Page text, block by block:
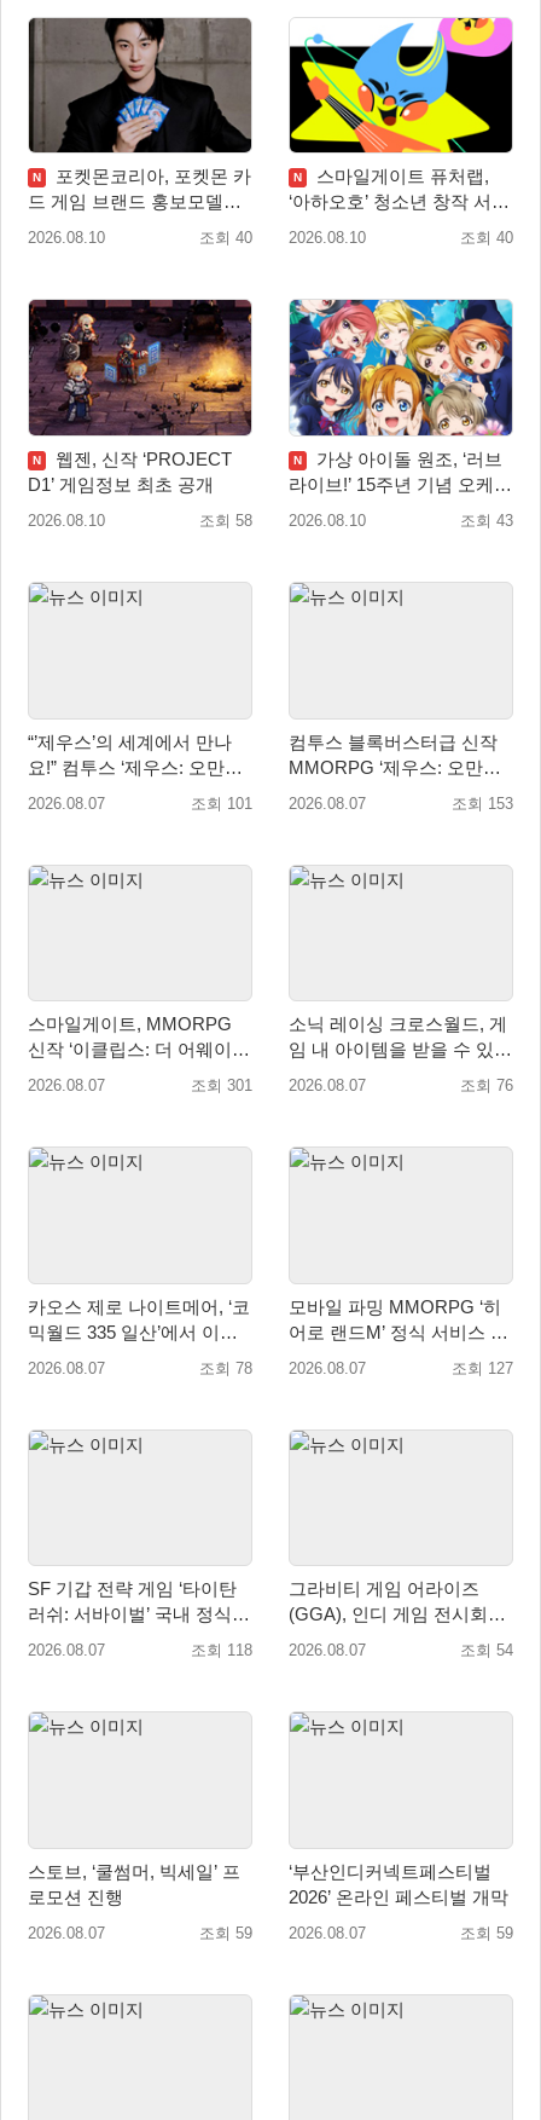
N
포켓몬코리아, 포켓몬 카
드 게임 브랜드 홍보모델로
배우 변우석 선정!
2026.08.10 조회 40
N
스마일게이트 퓨처랩,
‘아하오호’ 청소년 창작 서포
터즈 ‘아크크’ 1기 발족
2026.08.10 조회 40
N
웹젠, 신작 ‘PROJECT
D1’ 게임정보 최초 공개
2026.08.10 조회 58
N
가상 아이돌 원조, ‘러브
라이브!’ 15주년 기념 오케스
트라 콘서트 10월 5일 서울
2026.08.10 조회 43
“’제우스’의 세계에서 만나
요!” 컴투스 ‘제우스: 오만의
신’ 쇼케이스 찾은 배우 박지
2026.08.07 조회 101
컴투스 블록버스터급 신작
MMORPG ‘제우스: 오만의
신’, 8월 26일 출시!
2026.08.07 조회 153
스마일게이트, MMORPG
신작 ‘이클립스: 더 어웨이크
닝’ 9월 10일 론칭!
2026.08.07 조회 301
소닉 레이싱 크로스월드, 게
임 내 아이템을 받을 수 있는
‘레전드 대회 라운드 7’ 개최!
2026.08.07 조회 76
카오스 제로 나이트메어, ‘코
믹월드 335 일산’에서 이용
자 소통 예고
2026.08.07 조회 78
모바일 파밍 MMORPG ‘히
어로 랜드M’ 정식 서비스 돌
입
2026.08.07 조회 127
SF 기갑 전략 게임 ‘타이탄
러쉬: 서바이벌’ 국내 정식
출시
2026.08.07 조회 118
그라비티 게임 어라이즈
(GGA), 인디 게임 전시회
‘도쿄 게임 던전 13’ 참가!
2026.08.07 조회 54
스토브, ‘쿨썸머, 빅세일’ 프
로모션 진행
2026.08.07 조회 59
‘부산인디커넥트페스티벌
2026’ 온라인 페스티벌 개막
2026.08.07 조회 59